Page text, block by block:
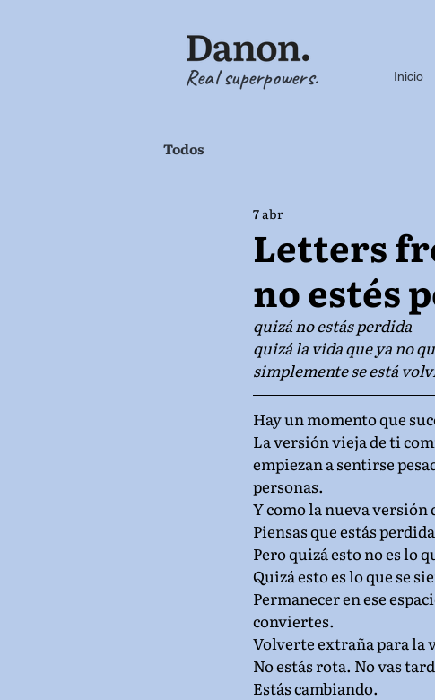
Real superpowers. Inicio
Todos
Letters
no estés
7 abr
quizá no estás perdida
quizá la vida que ya no
simplemente se está
Hay un momento que
La versión vieja de ti
empiezan a sentirse
personas.
Y como la nueva versión
Piensas que estás
Pero quizá esto no es lo
Quizá esto es lo que se
Permanecer en ese
conviertes.
Volverte extraña para la
No estás rota. No vas
Estás cambiando.